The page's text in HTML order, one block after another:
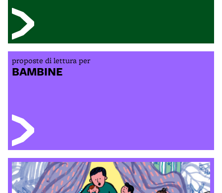
proposte di lettura per
BAMBINE